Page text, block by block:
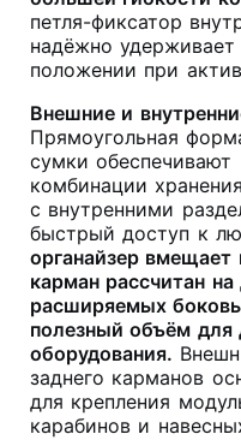
петля-фиксатор
надёжно
положении при
Внешние и
Прямоугольная
сумки обеспечивают
комбинации
с внутренними
быстрый доступ к
органайзер
карман рассчитан
расширяемых
полезный объём для
оборудования.
заднего карманов
для крепления
карабинов и